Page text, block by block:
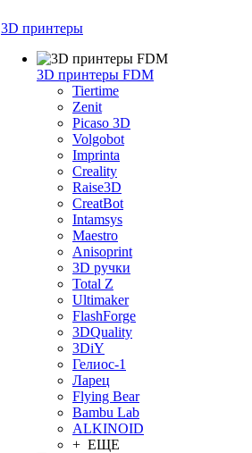
3D принтеры
3D принтеры FDM
Tiertime
Zenit
Picaso 3D
Volgobot
Imprinta
Creality
Raise3D
CreatBot
Intamsys
Maestro
Anisoprint
3D ручки
Total Z
Ultimaker
FlashForge
3DQuality
3DiY
Гелиос-1
Ларец
Flying Bear
Bambu Lab
ALKINOID
+ ЕЩЕ